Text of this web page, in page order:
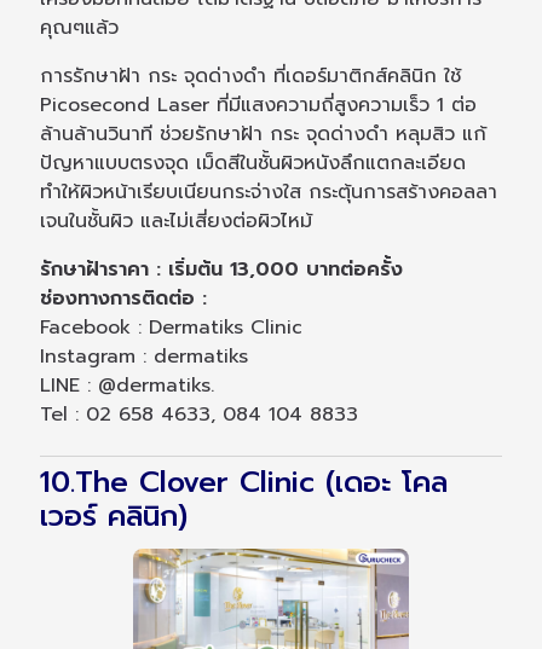
คุณๆแล้ว
การรักษาฝ้า กระ จุดด่างดำ ที่เดอร์มาติกส์คลินิก ใช้
Picosecond Laser ที่มีแสงความถี่สูงความเร็ว 1 ต่อ
ล้านล้านวินาที ช่วยรักษาฝ้า กระ จุดด่างดำ หลุมสิว แก้
ปัญหาแบบตรงจุด เม็ดสีในชั้นผิวหนังลึกแตกละเอียด
ทำให้ผิวหน้าเรียบเนียนกระจ่างใส กระตุ้นการสร้างคอลลา
เจนในชั้นผิว และไม่เสี่ยงต่อผิวไหม้
รักษาฝ้าราคา : เริ่มต้น 13,000 บาทต่อครั้ง
ช่องทางการติดต่อ :
Facebook : Dermatiks Clinic
Instagram : dermatiks
LINE : @dermatiks.
Tel : 02 658 4633, 084 104 8833
10.The Clover Clinic (เดอะ โคล
เวอร์ คลินิก)